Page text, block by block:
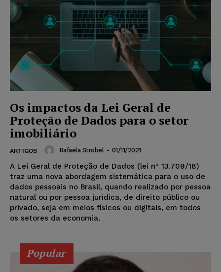
Os impactos da Lei Geral de
Proteção de Dados para o setor
imobiliário
ARTIGOS Rafaela Strobel - 01/11/2021
A Lei Geral de Proteção de Dados (lei nº 13.709/18)
traz uma nova abordagem sistemática para o uso de
dados pessoais no Brasil, quando realizado por pessoa
natural ou por pessoa jurídica, de direito público ou
privado, seja em meios físicos ou digitais, em todos
os setores da economia.
Popular